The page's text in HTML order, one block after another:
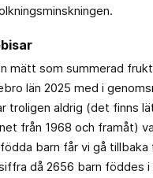
mätt som summerad
län 2025 med i
troligen aldrig (det finns
från 1968 och framåt)
barn får vi gå
då 2656 barn föddes i